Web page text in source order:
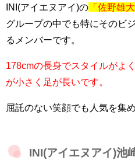
INI(アイエヌアイ)の 「佐野雄
グループの中でも特にそのビ
るメンバーです。
178cmの長身でスタイルがよ
が小さく足が長いです。
屈託のない笑顔でも人気を集
INI(アイエヌアイ)池